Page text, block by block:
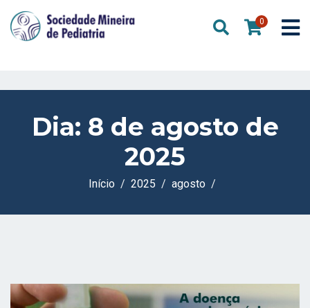
0
Dia: 8 de agosto de
2025
Início 2025 agosto